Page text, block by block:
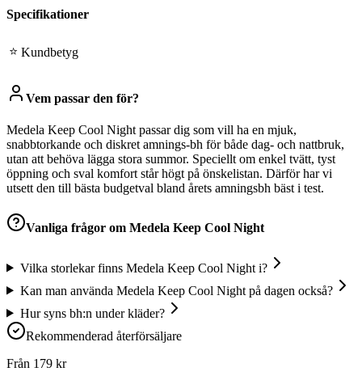
Specifikationer
⭐ Kundbetyg
Vem passar den för?
Medela Keep Cool Night passar dig som vill ha en mjuk,
snabbtorkande och diskret amnings-bh för både dag- och nattbruk,
utan att behöva lägga stora summor. Speciellt om enkel tvätt, tyst
öppning och sval komfort står högt på önskelistan. Därför har vi
utsett den till bästa budgetval bland årets amningsbh bäst i test.
Vanliga frågor om Medela Keep Cool Night
Vilka storlekar finns Medela Keep Cool Night i?
Kan man använda Medela Keep Cool Night på dagen också?
Hur syns bh:n under kläder?
Rekommenderad återförsäljare
Från 179 kr